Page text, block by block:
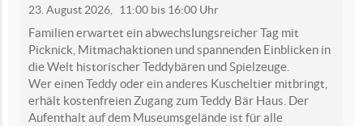
23. August 2026, 11:00 bis 16:00 Uhr
Familien erwartet ein abwechslungsreicher Tag mit
Picknick, Mitmachaktionen und spannenden Einblicken in
die Welt historischer Teddybären und Spielzeuge.
Wer einen Teddy oder ein anderes Kuscheltier mitbringt,
erhält kostenfreien Zugang zum Teddy Bär Haus. Der
Aufenthalt auf dem Museumsgelände ist für alle